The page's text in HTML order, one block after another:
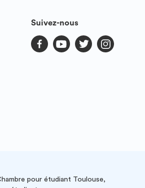
Suivez-nous
pour étudiant Toulouse,